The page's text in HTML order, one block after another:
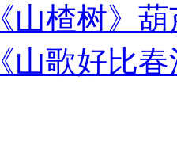
《山楂树》
《山歌好比